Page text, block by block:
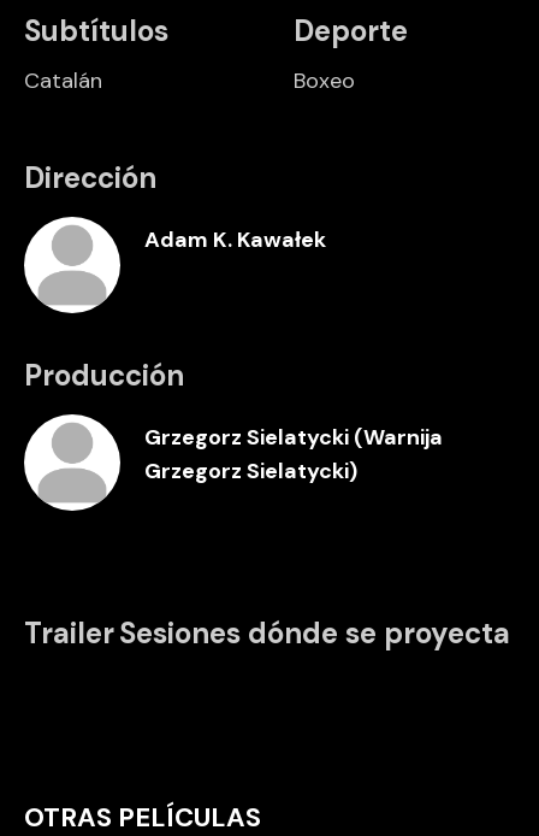
Subtítulos
Catalán
Deporte
Boxeo
Dirección
Adam K. Kawałek
Producción
Grzegorz Sielatycki (Warnija
Grzegorz Sielatycki)
TrailerSesiones dónde se proyecta
OTRAS PELÍCULAS